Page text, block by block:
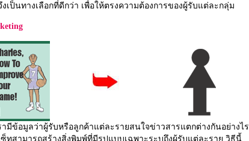
เป็นทางเลือกที่ดีกว่า เพื่อให้ตรงความต้องการของผู้รับแต่ละกลุ่ม
มีข้อมูลว่าผู้รับหรือลูกค้าแต่ละรายสนใจข่าวสารแตกต่างกันอย่างไร
ทสามารถสร้างสิ่งพิมพ์ที่มีรูปแบบเฉพาะระบุถึงผู้รับแต่ละราย วิธีนี้